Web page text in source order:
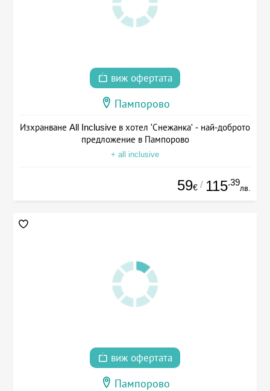
виж офертата
Пампорово
Изхранване All Inclusive в хотел 'Снежанка' - най-доброто
предложение в Пампорово
+ all inclusive
59€ / 115.39
лв.
виж офертата
Пампорово